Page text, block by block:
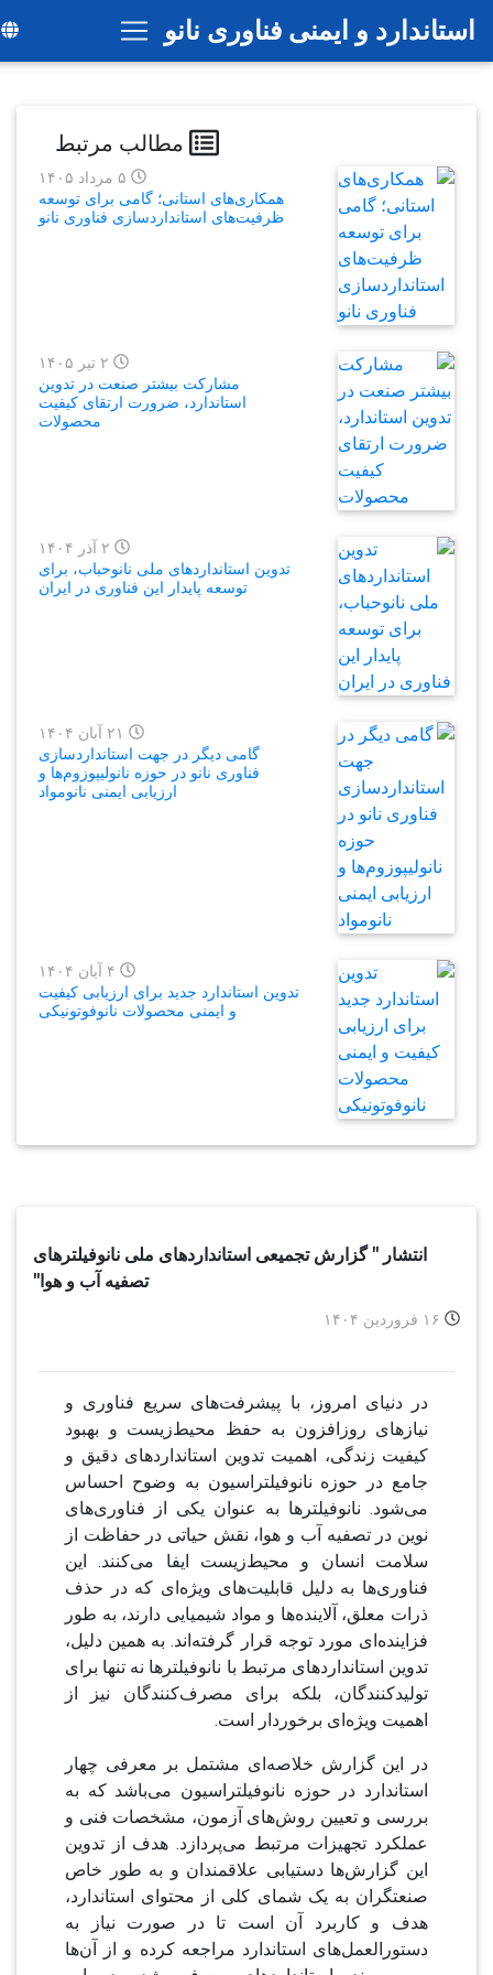
رفتن
و ایمنی فناوری نانو
مطالب مرتبط
همکاری‌های استانی؛ گامی برای توسعه
ظرفیت‌های استانداردسازی فناوری نانو
مشارکت بیشتر صنعت در تدوین
استاندارد، ضرورت ارتقای کیفیت
محصولات
تدوین استانداردهای ملی نانوحباب، برای
توسعه پایدار این فناوری‌ در ایران
گامی دیگر در جهت استانداردسازی
فناوری نانو در حوزه نانولیپوزوم‌ها و
ارزیابی ایمنی نانومواد
تدوین استاندارد جدید برای ارزیابی کیفیت
و ایمنی محصولات نانوفوتونیکی
انتشار " گزارش تجمیعی استانداردهای ملی نانوفیلترهای
تصفیه آب و هوا"
در دنیای امروز، با پیشرفت‌های سریع فناوری و
نیازهای روزافزون به حفظ محیط‌زیست و بهبود
کیفیت زندگی، اهمیت تدوین استانداردهای دقیق و
جامع در حوزه نانوفیلتراسیون به وضوح احساس
می‌شود. نانوفیلترها به عنوان یکی از فناوری‌های
نوین در تصفیه آب و هوا، نقش حیاتی در حفاظت از
سلامت انسان و محیط‌زیست ایفا می‌کنند. این
فناوری‌ها به دلیل قابلیت‌های ویژه‌ای که در حذف
ذرات معلق، آلاینده‌ها و مواد شیمیایی دارند، به طور
فزاینده‌ای مورد توجه قرار گرفته‌اند. به همین دلیل،
تدوین استانداردهای مرتبط با نانوفیلترها نه تنها برای
تولیدکنندگان، بلکه برای مصرف‌کنندگان نیز از
اهمیت ویژه‌ای برخوردار است.
در این گزارش خلاصه‌ای مشتمل بر معرفی چهار
استاندارد در حوزه نانوفیلتراسیون می‌باشد که به
بررسی و تعیین روش‌های آزمون، مشخصات فنی و
عملکرد تجهیزات مرتبط می‌پردازد. هدف از تدوین
این گزارش‌ها دستیابی علاقمندان و به طور خاص
صنعتگران به یک شمای کلی از محتوای استاندارد،
هدف و کاربرد آن است تا در صورت نیاز به
دستورالعمل‌های استاندارد مراجعه کرده و از آن‌ها